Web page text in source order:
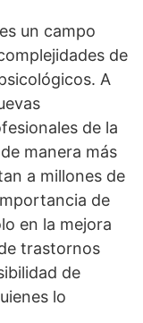
es un campo
de
A
de la
manera más
a millones de
de
en la mejora
trastornos
de
lo